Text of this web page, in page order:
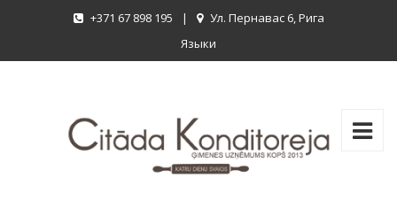
+371 67 898 195 |
Ул. Пернавас 6, Рига
Языки